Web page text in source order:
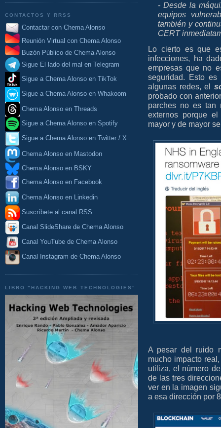
CONTACTOS Y RRSS
Contactar con Chema Alonso
Reunión Virtual con Chema Alonso
Buzón Público de Chema Alonso
Sigue El lado del mal en Telegram
Sigue a Chema Alonso en TikTok
Sigue a Chema Alonso en Whakoom
Chema Alonso en Threads
Sigue a Chema Alonso en Spotify
Sigue a Chema Alonso en Twitter / X
Chema Alonso en Mastodon
Chema Alonso en BSKY
Chema Alonso en Facebook
Chema Alonso en Linkedin
Suscríbete al canal RSS
Canal SlideShare de Chema Alonso
Canal YouTube de Chema Alonso
Canal Instagram de Chema Alonso
LIBRO "HACKING WEB TECHNOLOGIES"
- Desde la
equipos
también y
CERT
Lo cierto es que
infecciones, ha
empresas que no
seguridad. Esto
algunas redes, el
probado con
parches no es tan
externos porque
mayor y de mayor
A pesar del ruido
mucho impacto
utiliza, el número
de las tres
ver en la imagen
a esa dirección por